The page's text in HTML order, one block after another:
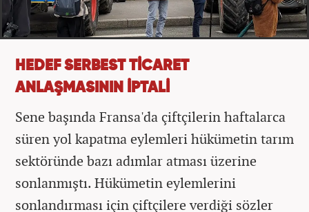
HEDEF SERBEST TİCARET
ANLAŞMASININ İPTALİ
Sene başında Fransa'da çiftçilerin haftalarca
süren yol kapatma eylemleri hükümetin tarım
sektöründe bazı adımlar atması üzerine
sonlanmıştı. Hükümetin eylemlerini
sonlandırması için çiftçilere verdiği sözler